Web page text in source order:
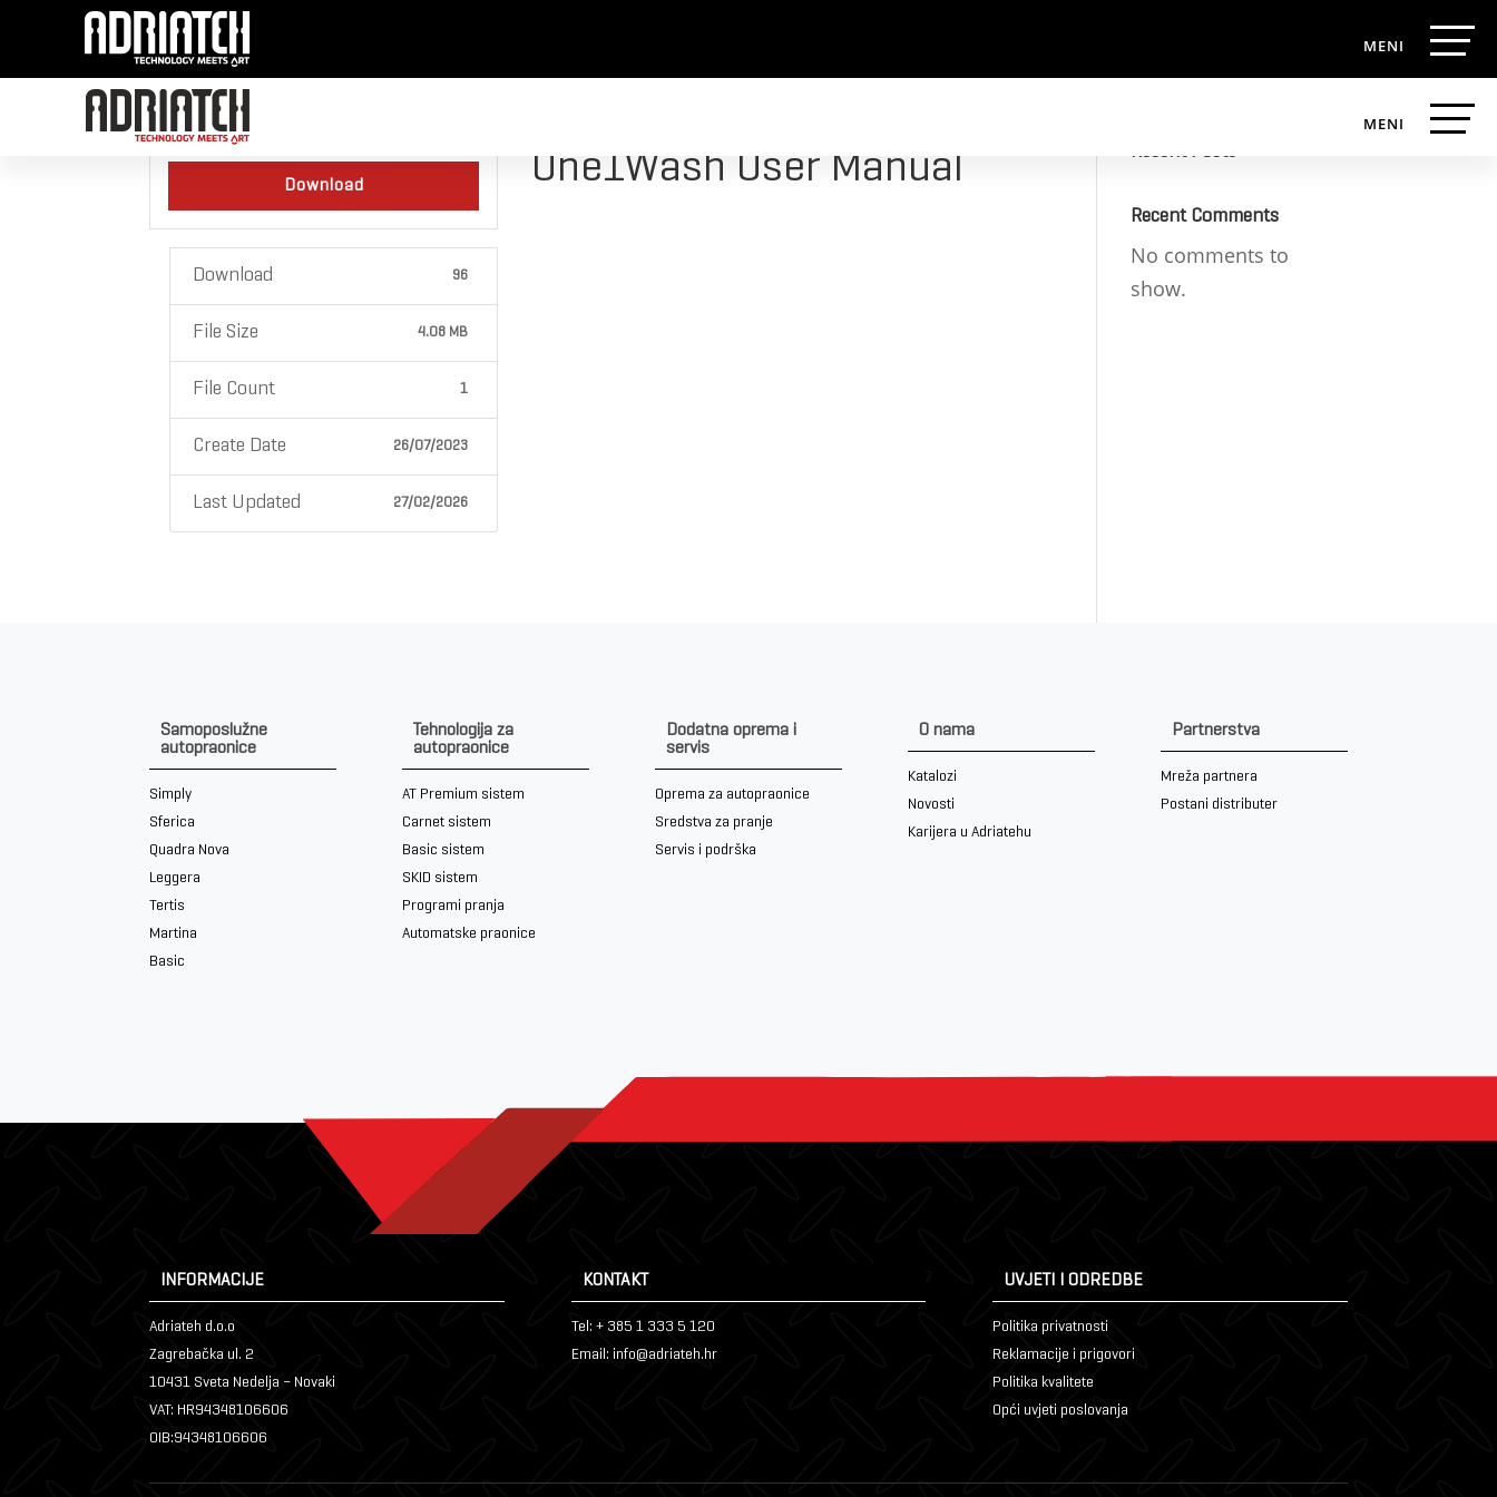
One1Wash User Manual
Download
Download 96
File Size 4.08 MB
File Count 1
Create Date 26/07/2023
Last Updated 27/02/2026
One1Wash User Manual Recent Posts
Recent Comments
No comments to
show.
Samoposlužne
autopraonice
Simply
Sferica
Quadra Nova
Leggera
Tertis
Martina
Basic
Tehnologija za
autopraonice
AT Premium sistem
Carnet sistem
Basic sistem
SKID sistem
Programi pranja
Automatske praonice
Dodatna oprema i
servis
Oprema za autopraonice
Sredstva za pranje
Servis i podrška
O nama
Katalozi
Novosti
Karijera u Adriatehu
Partnerstva
Mreža partnera
Postani distributer
INFORMACIJE
Adriateh d.o.o
Zagrebačka ul. 2
10431 Sveta Nedelja – Novaki
VAT: HR94348106606
OIB:94348106606
KONTAKT
Tel: + 385 1 333 5 120
Email: info@adriateh.hr
UVJETI I ODREDBE
Politika privatnosti
Reklamacije i prigovori
Politika kvalitete
Opći uvjeti poslovanja